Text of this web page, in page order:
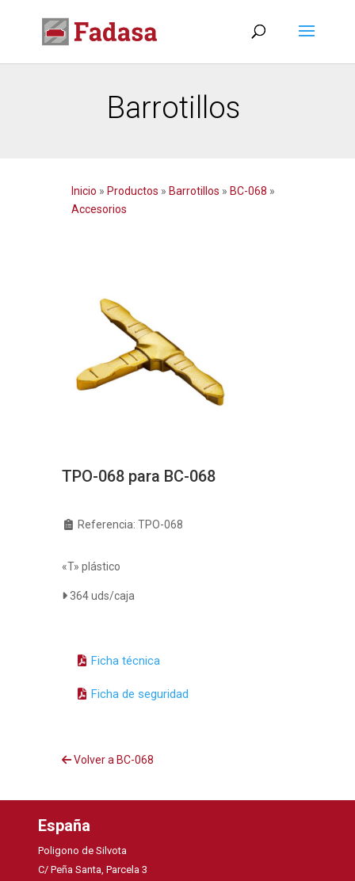
Barrotillos
Inicio » Productos » Barrotillos » BC-068 »
Accesorios
TPO-068 para BC-068
Referencia: TPO-068
«T» plástico
364 uds/caja
Ficha técnica
Ficha de seguridad
Volver a BC-068
España
Poligono de Silvota
C/ Peña Santa, Parcela 3